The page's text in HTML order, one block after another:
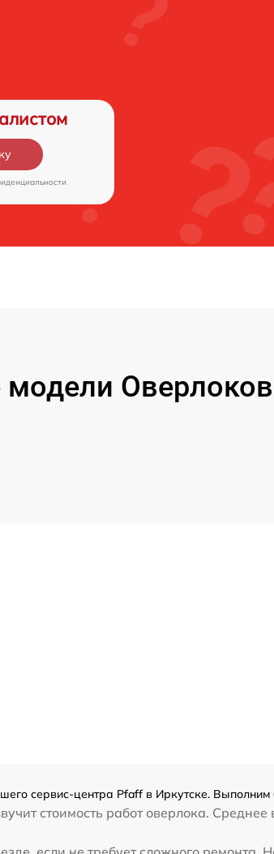
сервис-центра Pfaff в Иркутске. Выполним
стоимость работ оверлока.